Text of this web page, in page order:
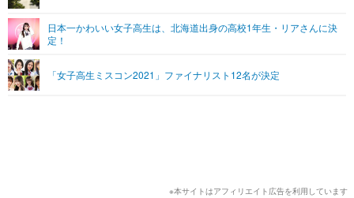
ショッピング その他
SPEED TEST
エンタメ
エンタメTOP 映画・ドラマ
ライフ
日本一かわいい女子高生は、北海道出身の高校1年生・リアさんに決
定！
「女子高生ミスコン2021」ファイナリスト12名が決定